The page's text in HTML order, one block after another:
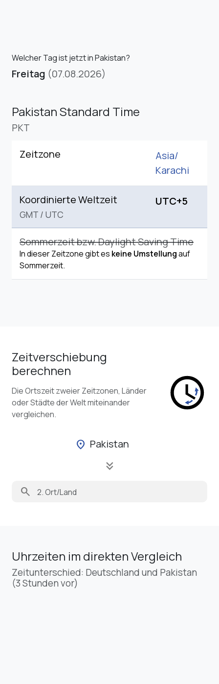
Welcher Tag ist jetzt in Pakistan?
Freitag (07.08.2026)
Pakistan Standard Time
PKT
Zeitzone
Asia/
Karachi
Koordinierte Weltzeit
GMT / UTC
UTC+5
Sommerzeit bzw. Daylight Saving Time
In dieser Zeitzone gibt es keine Umstellungauf
Sommerzeit.
Zeitverschiebung
berechnen
Die Ortszeit zweier Zeitzonen, Länder
oder Städte der Welt miteinander
vergleichen.
location_on Pakistan
keyboard_double_arrow_down
search
Uhrzeiten im direkten Vergleich
Zeitunterschied: Deutschland und Pakistan
(3 Stunden vor)